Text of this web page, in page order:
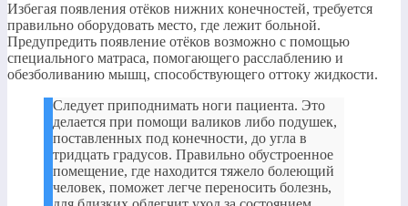
Избегая появления отёков нижних конечностей, требуется
правильно оборудовать место, где лежит больной.
Предупредить появление отёков возможно с помощью
специального матраса, помогающего расслаблению и
обезболиванию мышц, способствующего оттоку жидкости.
Следует приподнимать ноги пациента. Это
делается при помощи валиков либо подушек,
поставленных под конечности, до угла в
тридцать градусов. Правильно обустроенное
помещение, где находится тяжело болеющий
человек, поможет легче переносить болезнь,